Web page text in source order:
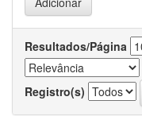
Resultados/Página
Registro(s)